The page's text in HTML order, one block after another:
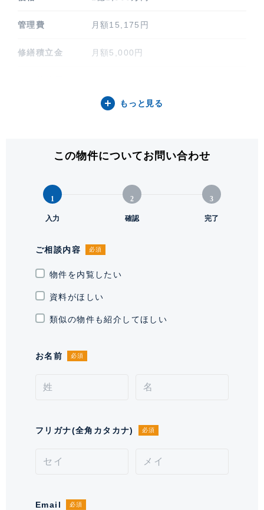
管理費 月額15,175円
修繕積立金 月額5,000円
1LDK / 東
バルコニー関連 10㎡
階建 / 所在階 地上22階 地下1階建 / 22階部分
構造 / 総戸数 鉄筋コンクリート造 / 492戸
2019年1月
敷地権利 所有権
現況
賃貸中 / オーナーチェンジ 月額賃料
23万円（表面利回り 2.20％）
管理会社 住友不動産建物サービス 株式会社
もっと見る
この物件についてお問い合わせ
1
入力
2
確認
3
完了
ご相談内容 必須
物件を内覧したい
資料がほしい
類似の物件も紹介してほしい
お名前 必須
フリガナ(全角カタカナ) 必須
Email 必須